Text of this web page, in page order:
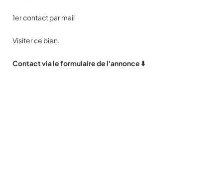
1er contact par mail
Visiter ce bien.
Contact via le formulaire de l'annonce ⬇️